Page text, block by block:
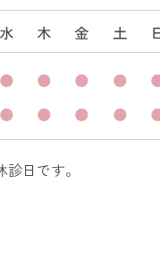
日です。